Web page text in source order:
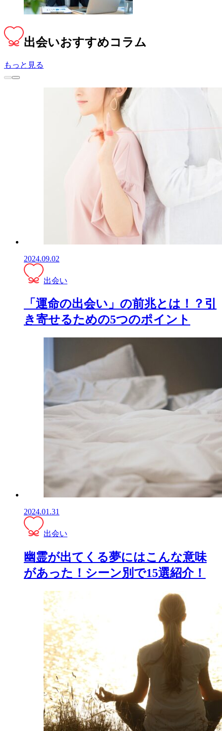
出会いおすすめコラム
もっと見る
2024.09.02
出会い
「運命の出会い」の前兆とは！？引
き寄せるための5つのポイント
2024.01.31
出会い
幽霊が出てくる夢にはこんな意味
があった！シーン別で15選紹介！